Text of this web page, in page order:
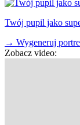
Twój pupil jako
→ Wygeneruj
Zobacz video: